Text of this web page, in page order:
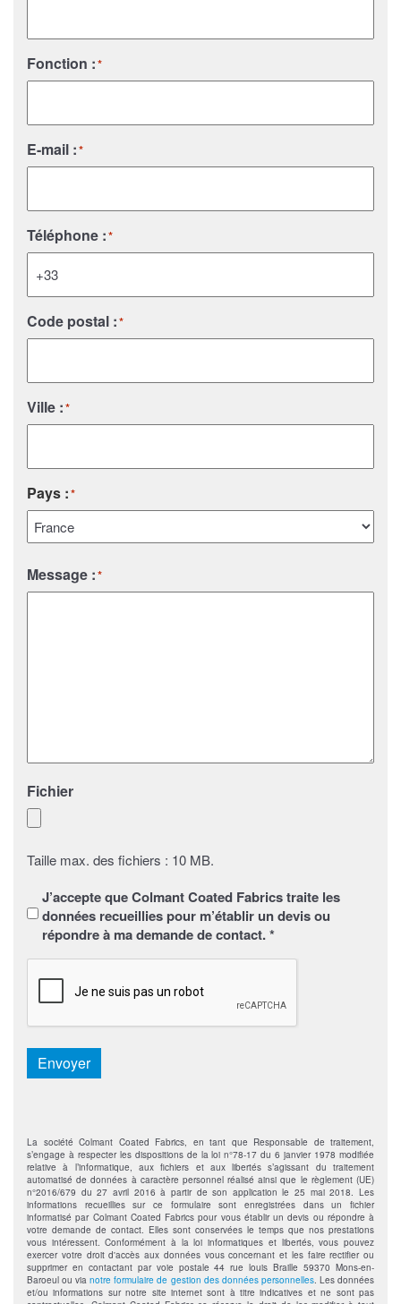
Fonction :*
E-mail :*
Téléphone :*
Code postal :*
Ville :*
Pays :*
Message :*
Fichier
Taille max. des fichiers : 10 MB.
Sans
titre*
J’accepte que Colmant Coated Fabrics traite les
données recueillies pour m’établir un devis ou
répondre à ma demande de contact. *
CAPTCHA
Envoyer
La société Colmant Coated Fabrics, en tant que Responsable de traitement,
s’engage à respecter les dispositions de la loi n°78-17 du 6 janvier 1978 modifiée
relative à l’informatique, aux fichiers et aux libertés s’agissant du traitement
automatisé de données à caractère personnel réalisé ainsi que le règlement (UE)
n°2016/679 du 27 avril 2016 à partir de son application le 25 mai 2018. Les
informations recueillies sur ce formulaire sont enregistrées dans un fichier
informatisé par Colmant Coated Fabrics pour vous établir un devis ou répondre à
votre demande de contact. Elles sont conservées le temps que nos prestations
vous intéressent. Conformément à la loi informatiques et libertés, vous pouvez
exercer votre droit d'accès aux données vous concernant et les faire rectifier ou
supprimer en contactant par voie postale 44 rue louis Braille 59370 Mons-en-
Baroeul ou vianotre formulaire de gestion des données personnelles. Les données
et/ou informations sur notre site internet sont à titre indicatives et ne sont pas